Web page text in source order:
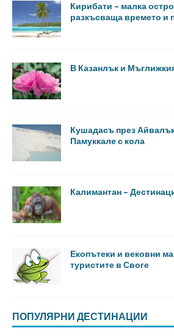
Кирибати – малка
разкъсваща времето и
В Казанлък и
Кушадасъ през
Памуккале с кола
Калимантан –
Екопътеки и вековни
туристите в Своге
ПОПУЛЯРНИ ДЕСТИНАЦИИ